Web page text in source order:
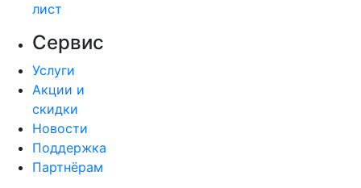
лист
Сервис
Услуги
Акции и
скидки
Новости
Поддержка
Партнёрам